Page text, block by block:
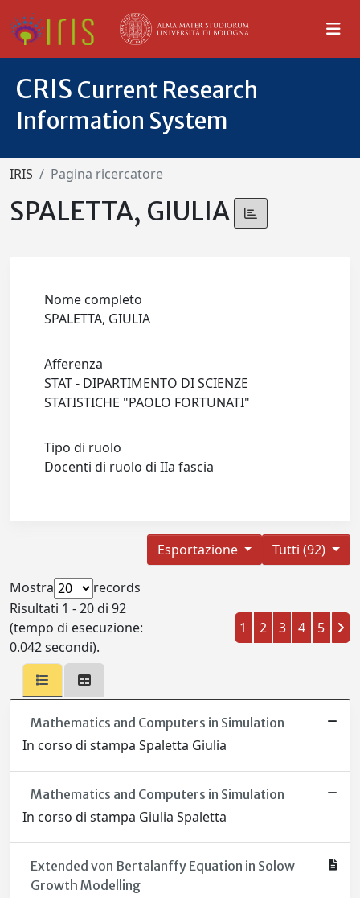
CRIS Current Research
Information System
IRIS Pagina ricercatore
SPALETTA, GIULIA
Nome completo
SPALETTA, GIULIA
Afferenza
STAT - DIPARTIMENTO DI SCIENZE
STATISTICHE "PAOLO FORTUNATI"
Tipo di ruolo
Docenti di ruolo di IIa fascia
Tutti (92)
Esportazione
Mostra
records
Risultati 1 - 20 di 92
(tempo di esecuzione:
0.042 secondi).
1 2 3 4 5
Mathematics and Computers in Simulation
In corso di stampa Spaletta Giulia
Mathematics and Computers in Simulation
In corso di stampa Giulia Spaletta
Extended von Bertalanffy Equation in Solow
Growth Modelling